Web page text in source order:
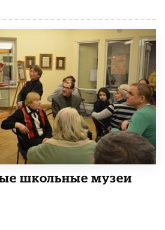
школьные музеи